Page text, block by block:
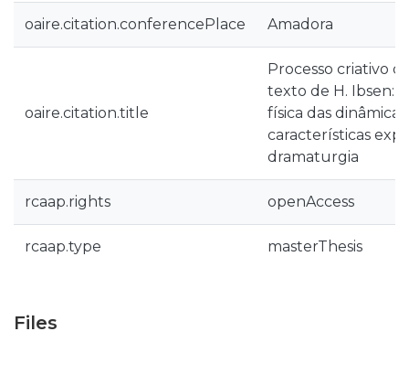
oaire.citation.conferencePlace Amadora
oaire.citation.title
Processo criativo
texto de H. Ibsen:
física das
características
dramaturgia
rcaap.rights openAccess
rcaap.type masterThesis
Files